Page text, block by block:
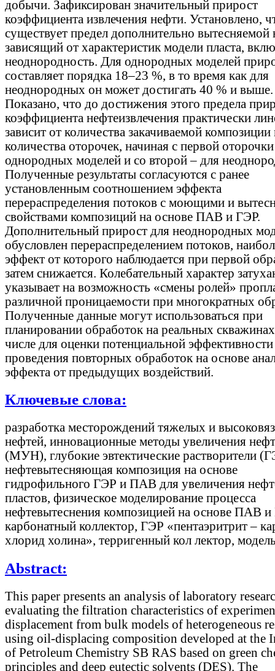
добычи. Зафиксирован значительный прирост
коэффициента извлечения нефти. Установлено,
существует предел дополнительно вытесняемой
зависящий от характеристик модели пласта,
неоднородность. Для однородных моделей
составляет порядка 18–23 %, в то время как для
неоднородных он может достигать 40 % и выше.
Показано, что до достижения этого предела
коэффициента нефтеизвлечения практически
зависит от количества закачиваемой композиции
количества оторочек, начиная с первой
однородных моделей и со второй – для
Полученные результаты согласуются с ранее
установленным соотношением эффекта
перераспределения потоков с моющими и
свойствами композиций на основе ПАВ и ГЭР.
Дополнительный прирост для неоднородных
обусловлен перераспределением потоков,
эффект от которого наблюдается при первой
затем снижается. Колебательный характер
указывает на возможность «смены ролей»
различной проницаемости при многократных
Полученные данные могут использоваться при
планировании обработок на реальных
числе для оценки потенциальной эффективности
проведения повторных обработок на основе
эффекта от предыдущих воздействий.
Ключевые слова:
разработка месторождений тяжелых и
нефтей, инновационные методы увеличения
(МУН), глубокие эвтектические растворители
нефтевытесняющая композиция на основе
гидрофильного ГЭР и ПАВ для увеличения
пластов, физическое моделирование процесса
нефтевытеснения композицией на основе ПАВ
карбонатный коллектор, ГЭР «пентаэритрит –
хлорид холина», терригенный кол лектор,
Abstract:
This paper presents an analysis of laboratory
evaluating the filtration characteristics of
displacement from bulk models of heterogeneous
using oil-displacing composition developed at the
of Petroleum Chemistry SB RAS based on green
principles and deep eutectic solvents (DES). The